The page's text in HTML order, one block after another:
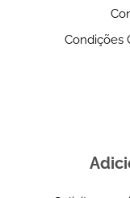
Condições